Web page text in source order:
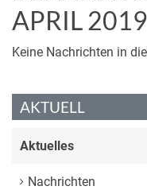
APRIL 2019
Keine Nachrichten in
AKTUELL
Aktuelles
Nachrichten